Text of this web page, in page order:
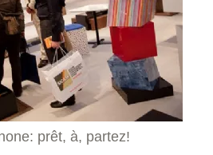
prêt, à, partez!